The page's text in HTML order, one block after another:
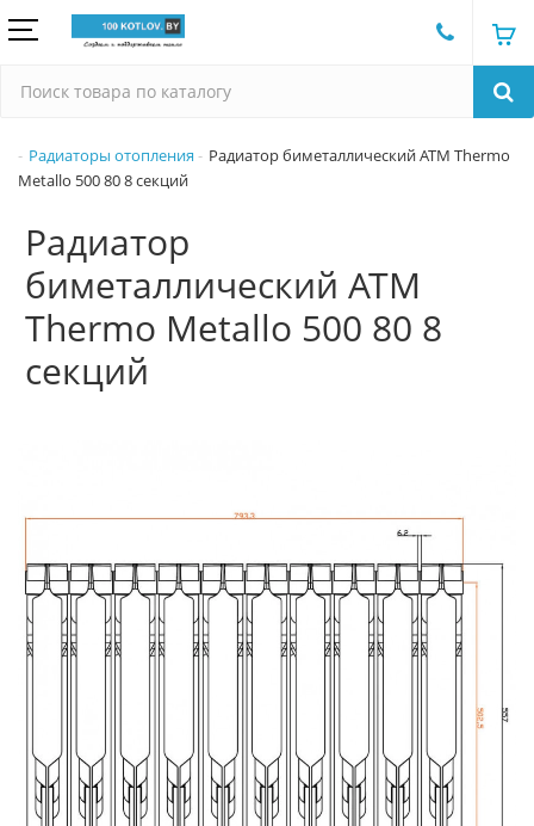
Радиаторы отопления
Радиатор биметаллический ATM Thermo
Metallo 500 80 8 секций
Радиатор
биметаллический ATM
Thermo Metallo 500 80 8
секций